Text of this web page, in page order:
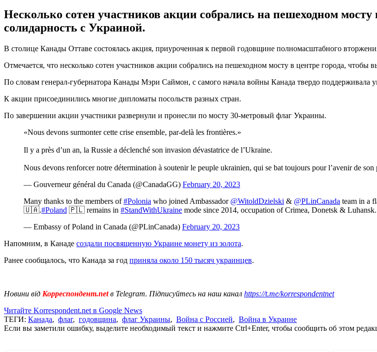
Несколько сотен участников акции собрались на пешеходном
солидарность с Украиной.
В столице Канады Оттаве состоялась акция, приуроченная к первой годовщине полномасштабного
Отмечается, что несколько сотен участников акции собрались на пешеходном мосту в центре города, чтобы
По словам генерал-губернатора Канады Мэри Саймон, с самого начала войны Канада твердо поддерживала
К акции присоединились многие дипломаты посольств разных стран.
По завершении акции участники развернули и пронесли по мосту 30-метровый флаг Украины.
«Nous devons surmonter cette crise ensemble, par-delà les frontières.»
Il y a près d’un an, la Russie a déclenché son invasion dévastatrice de l’Ukraine.
Nous devons renforcer notre détermination à soutenir le peuple ukrainien, qui se bat toujours pour l’avenir de son
— Gouverneur général du Canada (@CanadaGG) February 20, 2023
Many thanks to the members of#Polonia who joined Ambassador @WitoldDzielski & @PLinCanada team in a
🇺🇦.#Poland 🇵🇱 remains in #StandWithUkraine mode since 2014, occupation of Crimea, Donetsk & Luhansk.
— Embassy of Poland in Canada (@PLinCanada) February 20, 2023
Напомним, в Канаде создали посвященную Украине монету из золота.
Ранее сообщалось, что Канада за год приняла около 150 тысяч украинцев.
Новини від Корреспондент.netв Telegram. Підписуйтесь на наш канал https://t.me/korrespondentnet
Читайте Korrespondent.net в Google News
ТЕГИ: Канада, флаг, годовщина, флаг Украины, Война с Россией, Война в Украине
Если вы заметили ошибку, выделите необходимый текст и нажмите Ctrl+Enter, чтобы сообщить об этом